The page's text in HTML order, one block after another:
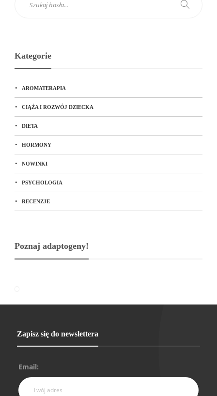
Kategorie
AROMATERAPIA
CIĄŻA I ROZWÓJ DZIECKA
DIETA
HORMONY
NOWINKI
PSYCHOLOGIA
RECENZJE
Poznaj adaptogeny!
Zapisz się do newslettera
Email: